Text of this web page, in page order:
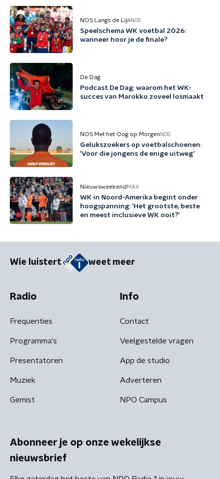
NOS Langs de Lijn NOS
Speelschema WK voetbal 2026:
wanneer hoor je de finale?
De Dag
Podcast De Dag: waarom het WK-
succes van Marokko zoveel losmaakt
NOS Met het Oog op Morgen NOS
Gelukszoekers op voetbalschoenen:
'Voor die jongens de enige uitweg'
Nieuwsweekend MAX
WK in Noord-Amerika begint onder
hoogspanning: 'Het grootste, beste
en meest inclusieve WK ooit?'
Wie luistert weet meer
Radio
Frequenties
Programma's
Presentatoren
Muziek
Gemist
Info
Contact
Veelgestelde vragen
App de studio
Adverteren
NPO Campus
Abonneer je op onze wekelijkse
nieuwsbrief